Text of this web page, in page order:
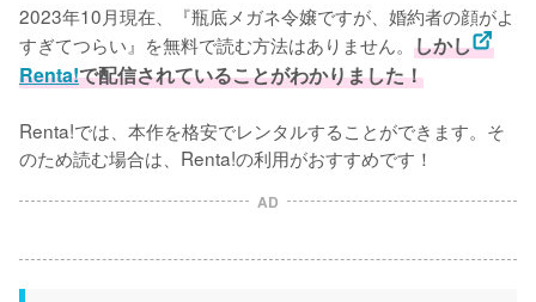
2023年10月現在、『瓶底メガネ令嬢ですが、婚約者の顔がよ
すぎてつらい』を無料で読む方法はありません。 しかし
Renta!で配信されていることがわかりました！
Renta!では、本作を格安でレンタルすることができます。そ
のため読む場合は、Renta!の利用がおすすめです！
AD